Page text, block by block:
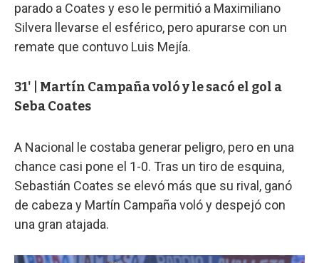
parado a Coates y eso le permitió a Maximiliano
Silvera llevarse el esférico, pero apurarse con un
remate que contuvo Luis Mejía.
31' | Martín Campaña voló y le sacó el gol a
Seba Coates
A Nacional le costaba generar peligro, pero en una
chance casi pone el 1-0. Tras un tiro de esquina,
Sebastián Coates se elevó más que su rival, ganó
de cabeza y Martín Campaña voló y despejó con
una gran atajada.